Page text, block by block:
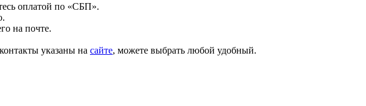
оплатой по «СБП».
на почте.
указаны на сайте, можете выбрать любой удобный.